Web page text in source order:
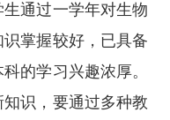
通过一学年对生物
掌握较好，已具备
的学习兴趣浓厚。
识，要通过多种教